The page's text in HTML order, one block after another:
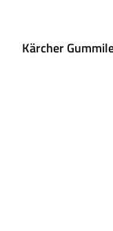
Kärcher